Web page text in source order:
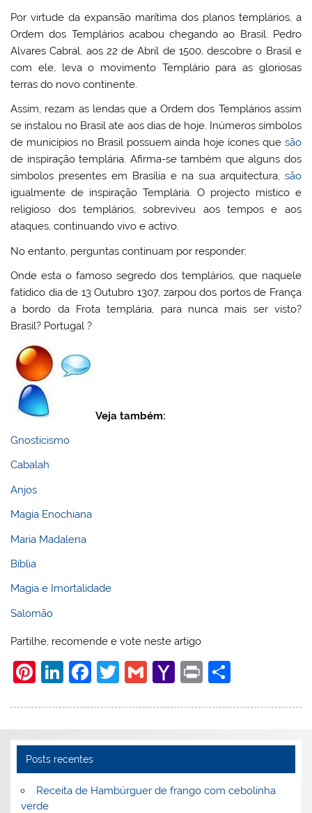
Por virtude da expansão marítima dos planos templários, a
Ordem dos Templários acabou chegando ao Brasil. Pedro
Alvares Cabral, aos 22 de Abril de 1500, descobre o Brasil e
com ele, leva o movimento Templário para as gloriosas
terras do novo continente.
Assim, rezam as lendas que a Ordem dos Templários assim
se instalou no Brasil ate aos dias de hoje. Inúmeros símbolos
de municípios no Brasil possuem ainda hoje ícones que são
de inspiração templária. Afirma-se também que alguns dos
símbolos presentes em Brasília e na sua arquitectura, são
igualmente de inspiração Templária. O projecto místico e
religioso dos templários, sobreviveu aos tempos e aos
ataques, continuando vivo e activo.
No entanto, perguntas continuam por responder:
Onde esta o famoso segredo dos templários, que naquele
fatídico dia de 13 Outubro 1307, zarpou dos portos de França
a bordo da Frota templária, para nunca mais ser visto?
Brasil? Portugal ?
Veja também:
Gnosticismo
Cabalah
Anjos
Magia Enochiana
Maria Madalena
Bíblia
Magia e Imortalidade
Salomão
Partilhe, recomende e vote neste artigo
Pi
er
e
st
Li
k
e
dI
n
F
c
e
b
o
T
itt
er
G
ai
l
Y
h
o
M
Pr
t
ar
e
Posts recentes
Receita de Hambúrguer de frango com cebolinha
verde